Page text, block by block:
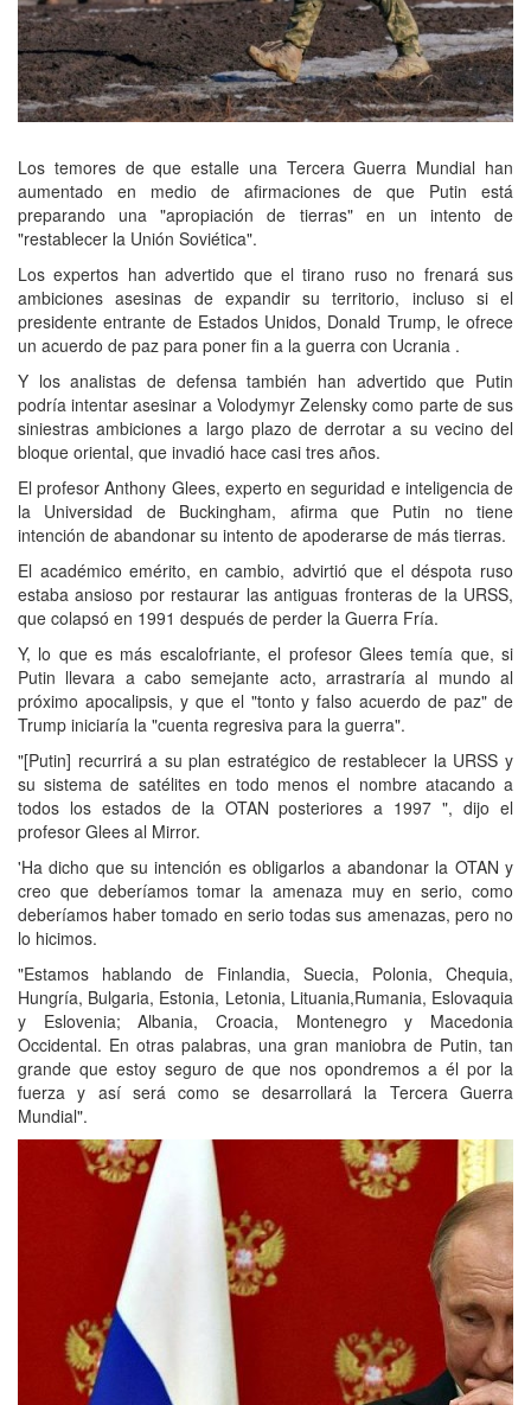
Los temores de que estalle una Tercera Guerra Mundial han
aumentado en medio de afirmaciones de que Putin está
preparando una "apropiación de tierras" en un intento de
"restablecer la Unión Soviética".
Los expertos han advertido que el tirano ruso no frenará sus
ambiciones asesinas de expandir su territorio, incluso si el
presidente entrante de Estados Unidos, Donald Trump, le ofrece
un acuerdo de paz para poner fin a la guerra con Ucrania .
Y los analistas de defensa también han advertido que Putin
podría intentar asesinar a Volodymyr Zelensky como parte de sus
siniestras ambiciones a largo plazo de derrotar a su vecino del
bloque oriental, que invadió hace casi tres años.
El profesor Anthony Glees, experto en seguridad e inteligencia de
la Universidad de Buckingham, afirma que Putin no tiene
intención de abandonar su intento de apoderarse de más tierras.
El académico emérito, en cambio, advirtió que el déspota ruso
estaba ansioso por restaurar las antiguas fronteras de la URSS,
que colapsó en 1991 después de perder la Guerra Fría.
Y, lo que es más escalofriante, el profesor Glees temía que, si
Putin llevara a cabo semejante acto, arrastraría al mundo al
próximo apocalipsis, y que el "tonto y falso acuerdo de paz" de
Trump iniciaría la "cuenta regresiva para la guerra".
"[Putin] recurrirá a su plan estratégico de restablecer la URSS y
su sistema de satélites en todo menos el nombre atacando a
todos los estados de la OTAN posteriores a 1997 ", dijo el
profesor Glees al Mirror.
'Ha dicho que su intención es obligarlos a abandonar la OTAN y
creo que deberíamos tomar la amenaza muy en serio, como
deberíamos haber tomado en serio todas sus amenazas, pero no
lo hicimos.
"Estamos hablando de Finlandia, Suecia, Polonia, Chequia,
Hungría, Bulgaria, Estonia, Letonia, Lituania,Rumania, Eslovaquia
y Eslovenia; Albania, Croacia, Montenegro y Macedonia
Occidental. En otras palabras, una gran maniobra de Putin, tan
grande que estoy seguro de que nos opondremos a él por la
fuerza y así será como se desarrollará la Tercera Guerra
Mundial".